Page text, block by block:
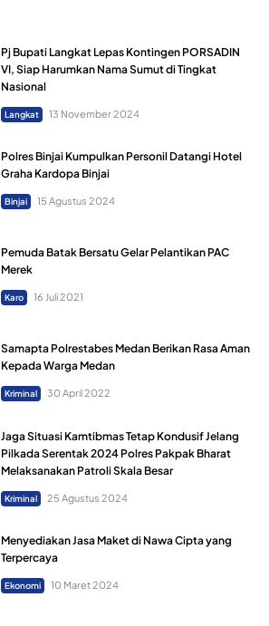
Pj Bupati Langkat Lepas Kontingen PORSADIN
VI, Siap Harumkan Nama Sumut di Tingkat
Nasional
Langkat 13 November 2024
Polres Binjai Kumpulkan Personil Datangi Hotel
Graha Kardopa Binjai
Binjai 15 Agustus 2024
Pemuda Batak Bersatu Gelar Pelantikan PAC
Merek
Karo 16 Juli 2021
Samapta Polrestabes Medan Berikan Rasa Aman
Kepada Warga Medan
Kriminal 30 April 2022
Jaga Situasi Kamtibmas Tetap Kondusif Jelang
Pilkada Serentak 2024 Polres Pakpak Bharat
Melaksanakan Patroli Skala Besar
Kriminal 25 Agustus 2024
Menyediakan Jasa Maket di Nawa Cipta yang
Terpercaya
Ekonomi 10 Maret 2024